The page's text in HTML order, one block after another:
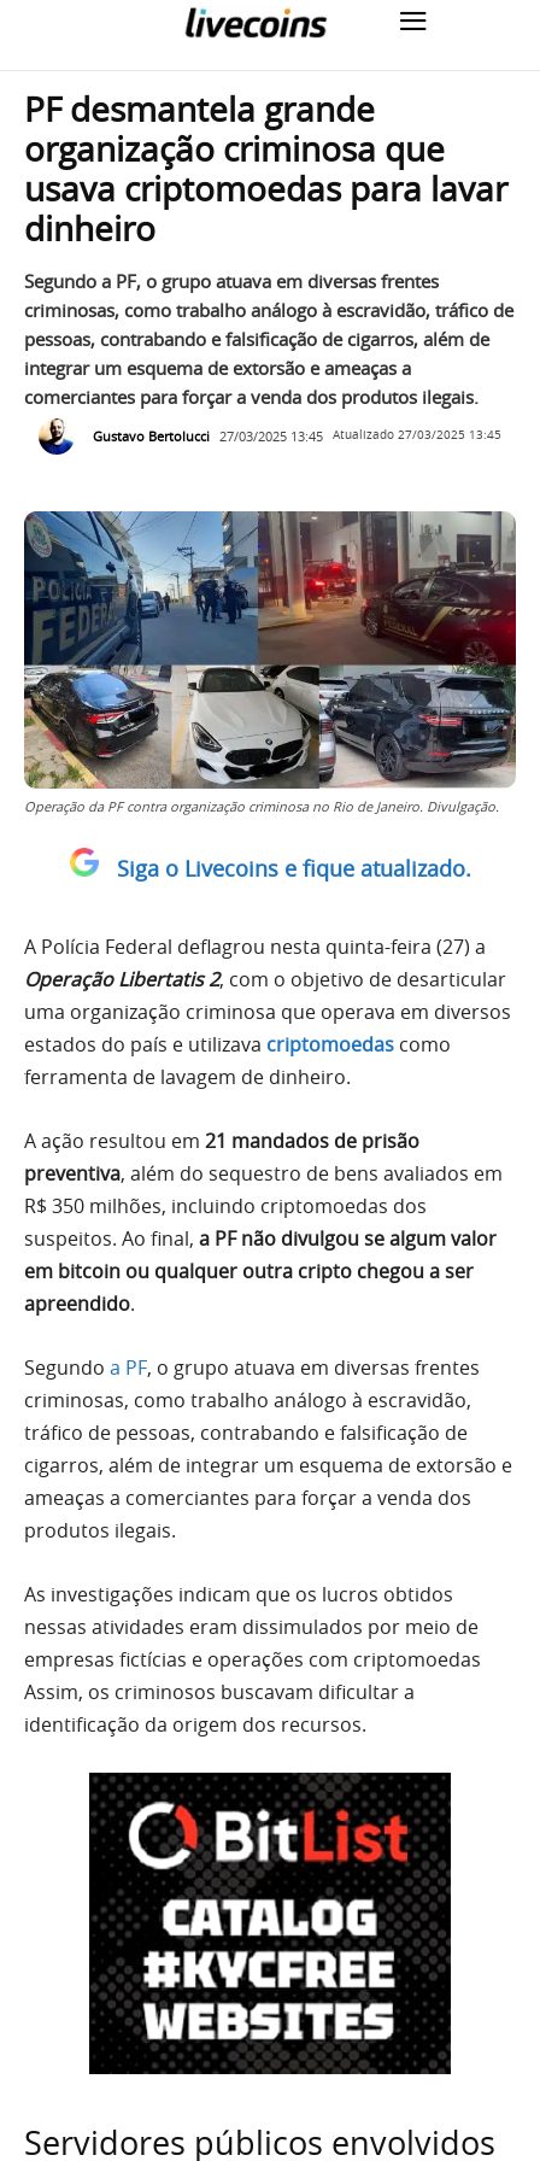
PF desmantela grande
organização criminosa que
usava criptomoedas para lavar
dinheiro
Segundo a PF, o grupo atuava em diversas frentes
criminosas, como trabalho análogo à escravidão, tráfico de
pessoas, contrabando e falsificação de cigarros, além de
integrar um esquema de extorsão e ameaças a
comerciantes para forçar a venda dos produtos ilegais.
Gustavo Bertolucci 27/03/2025 13:45 Atualizado 27/03/2025 13:45
Operação da PF contra organização criminosa no Rio de Janeiro. Divulgação.
Siga o Livecoins e fique atualizado.
A Polícia Federal deflagrou nesta quinta-feira (27) a
Operação Libertatis 2, com o objetivo de desarticular
uma organização criminosa que operava em diversos
estados do país e utilizava criptomoedas como
ferramenta de lavagem de dinheiro.
A ação resultou em 21 mandados de prisão
preventiva, além do sequestro de bens avaliados em
R$ 350 milhões, incluindo criptomoedas dos
suspeitos. Ao final, a PF não divulgou se algum valor
em bitcoin ou qualquer outra cripto chegou a ser
apreendido.
Segundo a PF, o grupo atuava em diversas frentes
criminosas, como trabalho análogo à escravidão,
tráfico de pessoas, contrabando e falsificação de
cigarros, além de integrar um esquema de extorsão e
ameaças a comerciantes para forçar a venda dos
produtos ilegais.
As investigações indicam que os lucros obtidos
nessas atividades eram dissimulados por meio de
empresas fictícias e operações com criptomoedas
Assim, os criminosos buscavam dificultar a
identificação da origem dos recursos.
Servidores públicos envolvidos